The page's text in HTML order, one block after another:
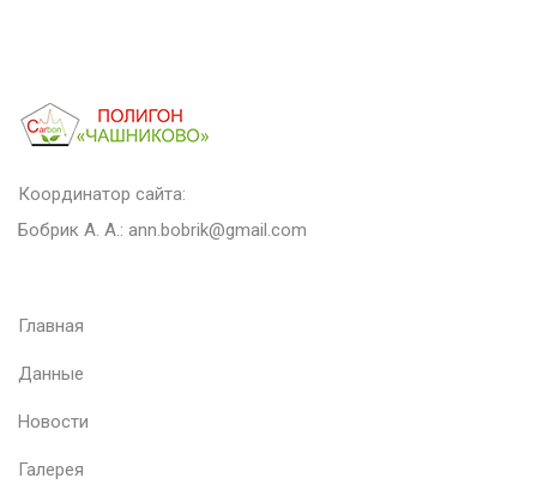
Координатор сайта:
Бобрик А. А.: ann.bobrik@gmail.com
Главная
Данные
Новости
Галерея